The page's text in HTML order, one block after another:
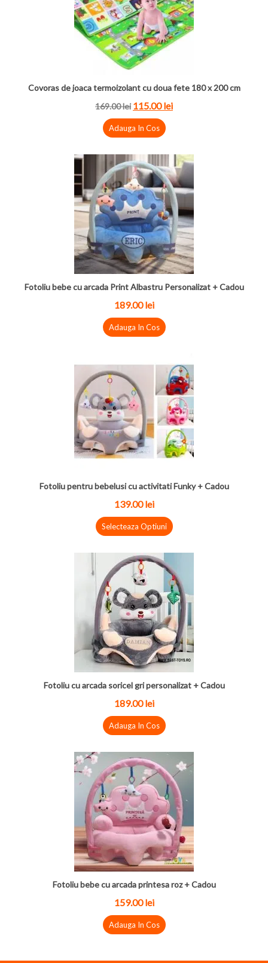
Covoras de joaca termoizolant cu doua fete 180 x 200 cm
169.00 lei 115.00 lei
Adauga In Cos
Fotoliu bebe cu arcada Print Albastru Personalizat + Cadou
189.00 lei
Adauga In Cos
Fotoliu pentru bebelusi cu activitati Funky + Cadou
139.00 lei
Selecteaza Optiuni
Fotoliu cu arcada soricel gri personalizat + Cadou
189.00 lei
Adauga In Cos
Fotoliu bebe cu arcada printesa roz + Cadou
159.00 lei
Adauga In Cos